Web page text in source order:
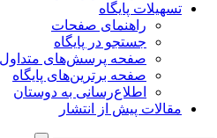
تسهیلات پایگاه
راهنمای صفحات
جستجو در پایگاه
صفحه پرسش‌های متداول
صفحه برترین‌های پایگاه
اطلاع‌رسانی به دوستان
مقالات پیش از انتشار